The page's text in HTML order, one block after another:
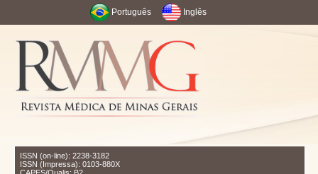
Português Inglês
ISSN (on-line): 2238-3182
ISSN (Impressa): 0103-880X